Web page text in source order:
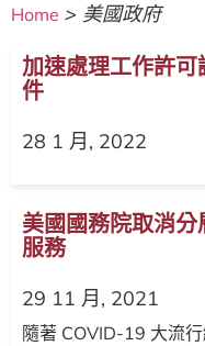
Home > 美國政府
加速處理工作許
件
28 1 月, 2022
美國國務院取消
服務
29 11 月, 2021
隨著 COVID-19 大流